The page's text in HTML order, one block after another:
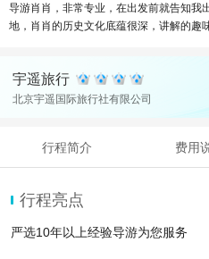
导游肖肖，非常专业，在出发前就告知我
地，肖肖的历史文化底蕴很深，讲解的趣
宇遥旅行
北京宇遥国际旅行社有限公司
行程简介 费用
行程亮点
严选10年以上经验导游为您服务